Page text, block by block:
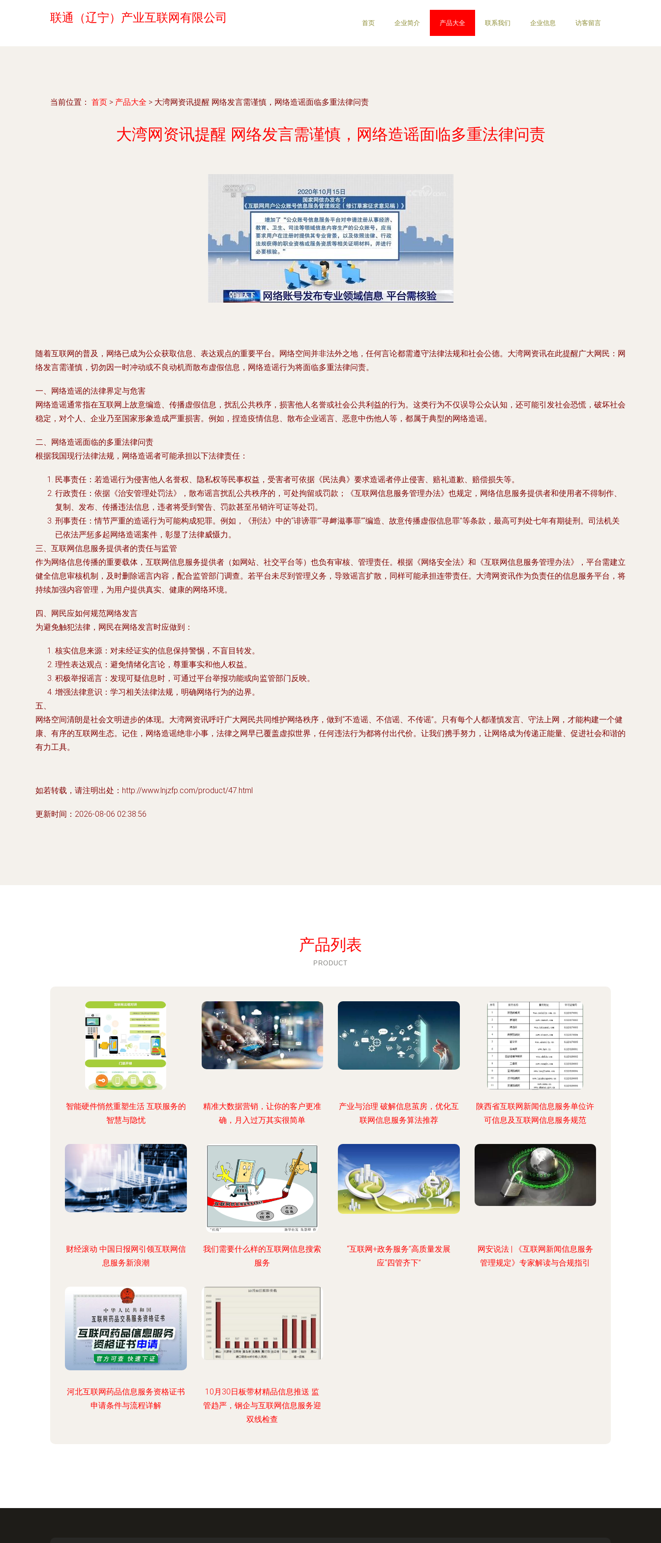
联通（辽宁）产业互联网有限公司 首页 企业简介 产品大全 联系我们 企业信息 访客留言
当前位置： 首页 > 产品大全 > 大湾网资讯提醒 网络发言需谨慎，网络造谣面临多重法律问责
大湾网资讯提醒 网络发言需谨慎，网络造谣面临多重法律问责
随着互联网的普及，网络已成为公众获取信息、表达观点的重要平台。网络空间并非法外之地，任何言论都需遵守法律法规和社会公德。大湾网资讯在此提醒广大网民：网
络发言需谨慎，切勿因一时冲动或不良动机而散布虚假信息，网络造谣行为将面临多重法律问责。
一、网络造谣的法律界定与危害
网络造谣通常指在互联网上故意编造、传播虚假信息，扰乱公共秩序，损害他人名誉或社会公共利益的行为。这类行为不仅误导公众认知，还可能引发社会恐慌，破坏社会
稳定，对个人、企业乃至国家形象造成严重损害。例如，捏造疫情信息、散布企业谣言、恶意中伤他人等，都属于典型的网络造谣。
二、网络造谣面临的多重法律问责
根据我国现行法律法规，网络造谣者可能承担以下法律责任：
民事责任：若造谣行为侵害他人名誉权、隐私权等民事权益，受害者可依据《民法典》要求造谣者停止侵害、赔礼道歉、赔偿损失等。
行政责任：依据《治安管理处罚法》，散布谣言扰乱公共秩序的，可处拘留或罚款；《互联网信息服务管理办法》也规定，网络信息服务提供者和使用者不得制作、
复制、发布、传播违法信息，违者将受到警告、罚款甚至吊销许可证等处罚。
刑事责任：情节严重的造谣行为可能构成犯罪。例如，《刑法》中的“诽谤罪”“寻衅滋事罪”“编造、故意传播虚假信息罪”等条款，最高可判处七年有期徒刑。司法机关
已依法严惩多起网络造谣案件，彰显了法律威慑力。
三、互联网信息服务提供者的责任与监管
作为网络信息传播的重要载体，互联网信息服务提供者（如网站、社交平台等）也负有审核、管理责任。根据《网络安全法》和《互联网信息服务管理办法》，平台需建立
健全信息审核机制，及时删除谣言内容，配合监管部门调查。若平台未尽到管理义务，导致谣言扩散，同样可能承担连带责任。大湾网资讯作为负责任的信息服务平台，将
持续加强内容管理，为用户提供真实、健康的网络环境。
四、网民应如何规范网络发言
为避免触犯法律，网民在网络发言时应做到：
核实信息来源：对未经证实的信息保持警惕，不盲目转发。
理性表达观点：避免情绪化言论，尊重事实和他人权益。
积极举报谣言：发现可疑信息时，可通过平台举报功能或向监管部门反映。
增强法律意识：学习相关法律法规，明确网络行为的边界。
五、
网络空间清朗是社会文明进步的体现。大湾网资讯呼吁广大网民共同维护网络秩序，做到“不造谣、不信谣、不传谣”。只有每个人都谨慎发言、守法上网，才能构建一个健
康、有序的互联网生态。记住，网络造谣绝非小事，法律之网早已覆盖虚拟世界，任何违法行为都将付出代价。让我们携手努力，让网络成为传递正能量、促进社会和谐的
有力工具。
如若转载，请注明出处：http://www.lnjzfp.com/product/47.html
更新时间：2026-08-06 02:38:56
产品列表
PRODUCT
智能硬件悄然重塑生活 互联服务的
智慧与隐忧
精准大数据营销，让你的客户更准
确，月入过万其实很简单
产业与治理 破解信息茧房，优化互
联网信息服务算法推荐
陕西省互联网新闻信息服务单位许
可信息及互联网信息服务规范
财经滚动 中国日报网引领互联网信
息服务新浪潮
我们需要什么样的互联网信息搜索
服务
“互联网+政务服务”高质量发展
应“四管齐下”
网安说法 | 《互联网新闻信息服务
管理规定》专家解读与合规指引
河北互联网药品信息服务资格证书
申请条件与流程详解
10月30日板带材精品信息推送 监
管趋严，钢企与互联网信息服务迎
双线检查